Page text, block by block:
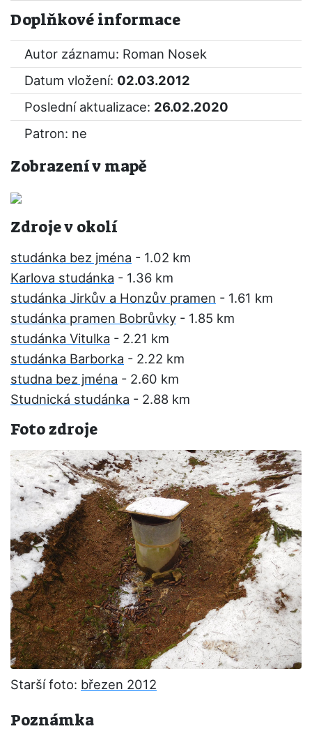
Doplňkové informace
Autor záznamu: Roman Nosek
Datum vložení: 02.03.2012
Poslední aktualizace: 26.02.2020
Patron: ne
Zobrazení v mapě
Zdroje v okolí
studánka bez jména - 1.02 km
Karlova studánka - 1.36 km
studánka Jirkův a Honzův pramen - 1.61 km
studánka pramen Bobrůvky - 1.85 km
studánka Vitulka - 2.21 km
studánka Barborka - 2.22 km
studna bez jména - 2.60 km
Studnická studánka - 2.88 km
Foto zdroje
Starší foto: březen 2012
Poznámka